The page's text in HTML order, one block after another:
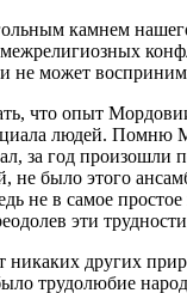
камнем
может
что опыт
людей. Помню
за год
не было этого
не в самое
эти
других
трудолюбие